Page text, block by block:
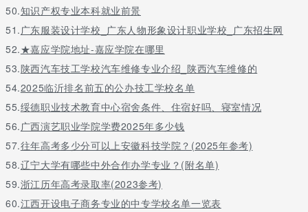
50.知识产权专业本科就业前景
51.广东服装设计学校_广东人物形象设计职业学校_广东招生网
52.★嘉应学院地址-嘉应学院在哪里
53.陕西汽车技工学校汽车维修专业介绍_陕西汽车维修的
54.2025临沂排名前五的公办技工学校名单
55.绥德职业技术教育中心宿舍条件、住宿好吗、寝室情况
56.广西演艺职业学院学费2025年多少钱
57.往年高考多少分可以上安徽科技学院？(2025年参考)
58.辽宁大学有哪些中外合作办学专业？(附名单)
59.浙江历年高考录取率(2023参考)
60.江西开设电子商务专业的中专学校名单一览表